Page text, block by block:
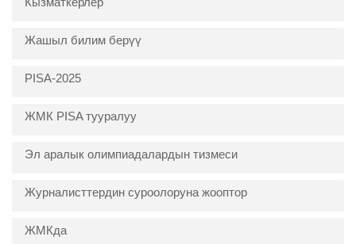
Жашыл билим берүү
PISA-2025
ЖМК PISA тууралуу
Эл аралык олимпиадалардын тизмеси
Журналисттердин суроолоруна жооптор
ЖМКда